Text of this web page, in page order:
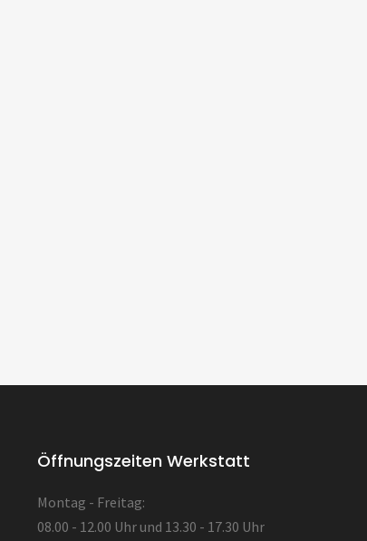
Öffnungszeiten Werkstatt
Montag - Freitag:
08.00 - 12.00 Uhr und 13.30 - 17.30 Uhr